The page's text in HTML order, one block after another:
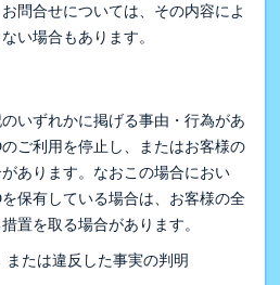
問合せについては、その内容によ
い場合もあります。
いずれかに掲げる事由・行為があ
ご利用を停止し、またはお客様の
あります。なおこの場合におい
保有している場合は、お客様の全
置を取る場合があります。
たは違反した事実の判明